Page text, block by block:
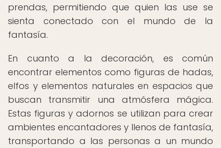
prendas, permitiendo que quien las use se
sienta conectado con el mundo de la
fantasía.
En cuanto a la decoración, es común
encontrar elementos como figuras de hadas,
elfos y elementos naturales en espacios que
buscan transmitir una atmósfera mágica.
Estas figuras y adornos se utilizan para crear
ambientes encantadores y llenos de fantasía,
transportando a las personas a un mundo